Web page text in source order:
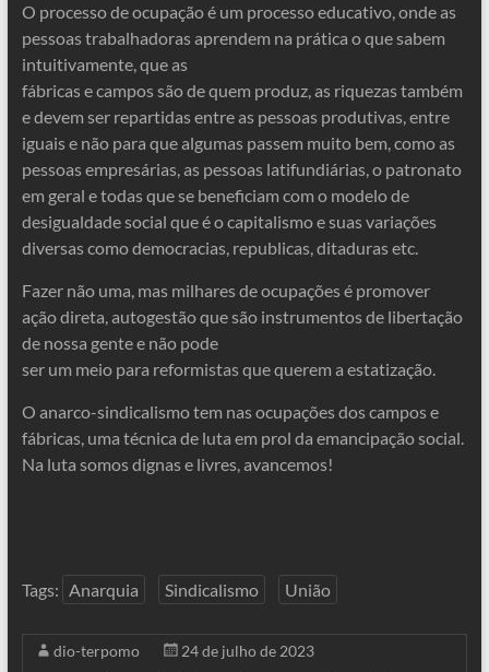
O processo de ocupação é um processo educativo, onde as
pessoas trabalhadoras aprendem na prática o que sabem
intuitivamente, que as
fábricas e campos são de quem produz, as riquezas também
e devem ser repartidas entre as pessoas produtivas, entre
iguais e não para que algumas passem muito bem, como as
pessoas empresárias, as pessoas latifundiárias, o patronato
em geral e todas que se beneficiam com o modelo de
desigualdade social que é o capitalismo e suas variações
diversas como democracias, republicas, ditaduras etc.
Fazer não uma, mas milhares de ocupações é promover
ação direta, autogestão que são instrumentos de libertação
de nossa gente e não pode
ser um meio para reformistas que querem a estatização.
O anarco-sindicalismo tem nas ocupações dos campos e
fábricas, uma técnica de luta em prol da emancipação social.
Na luta somos dignas e livres, avancemos!
Tags: Anarquia Sindicalismo União
dio-terpomo
24 de julho de 2023